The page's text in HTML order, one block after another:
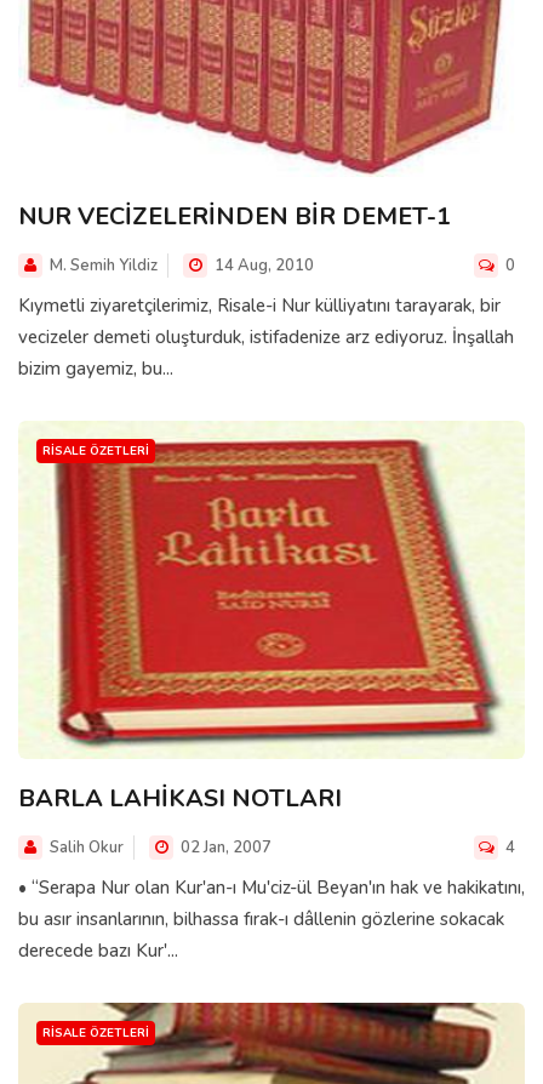
NUR VECİZELERİNDEN BİR DEMET-1
M. Semih Yildiz 14 Aug, 2010 0
Kıymetli ziyaretçilerimiz, Risale-i Nur külliyatını tarayarak, bir
vecizeler demeti oluşturduk, istifadenize arz ediyoruz. İnşallah
bizim gayemiz, bu...
RISALE ÖZETLERI
BARLA LAHİKASI NOTLARI
Salih Okur 02 Jan, 2007 4
• “Serapa Nur olan Kur'an-ı Mu'ciz-ül Beyan'ın hak ve hakikatını,
bu asır insanlarının, bilhassa fırak-ı dâllenin gözlerine sokacak
derecede bazı Kur'...
RISALE ÖZETLERI